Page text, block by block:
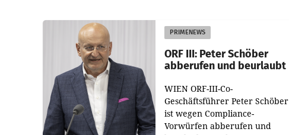
PRIMENEWS
ORF III: Peter Schöber
abberufen und beurlaubt
WIEN ORF-III-Co-
Geschäftsführer Peter Schöber
ist wegen Compliance-
Vorwürfen abberufen und